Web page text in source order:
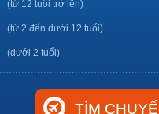
(từ 12 tuổi trở lên)
(từ 2 đến dưới 12 tuổi)
(dưới 2 tuổi)